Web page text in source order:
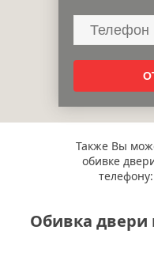
Также Вы
обивке
телефону:
Обивка двери